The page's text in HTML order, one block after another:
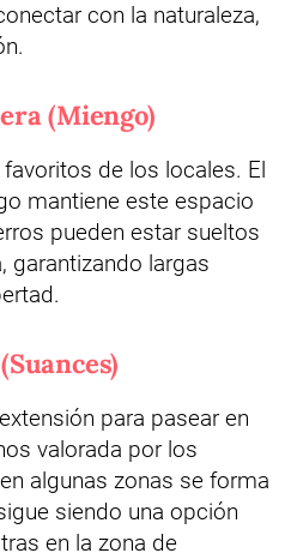
con la naturaleza,
(Miengo)
de los locales. El
mantiene este espacio
pueden estar sueltos
garantizando largas
para pasear en
valorada por los
algunas zonas se forma
siendo una opción
en la zona de